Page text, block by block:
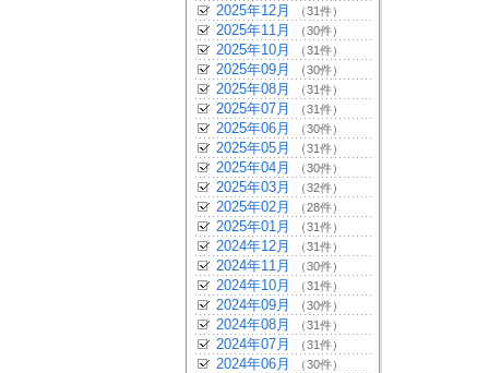
2025年12月 （31件）
2025年11月 （30件）
2025年10月 （31件）
2025年09月 （30件）
2025年08月 （31件）
2025年07月 （31件）
2025年06月 （30件）
2025年05月 （31件）
2025年04月 （30件）
2025年03月 （32件）
2025年02月 （28件）
2025年01月 （31件）
2024年12月 （31件）
2024年11月 （30件）
2024年10月 （31件）
2024年09月 （30件）
2024年08月 （31件）
2024年07月 （31件）
2024年06月 （30件）